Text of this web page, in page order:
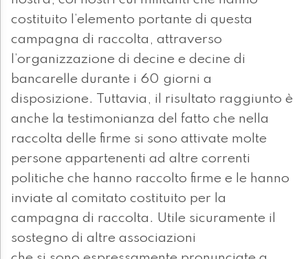
costituito l’elemento portante di questa
campagna di raccolta, attraverso
l’organizzazione di decine e decine di
bancarelle durante i 60 giorni a
disposizione. Tuttavia, il risultato raggiunto è
anche la testimonianza del fatto che nella
raccolta delle firme si sono attivate molte
persone appartenenti ad altre correnti
politiche che hanno raccolto firme e le hanno
inviate al comitato costituito per la
campagna di raccolta. Utile sicuramente il
sostegno di altre associazioni